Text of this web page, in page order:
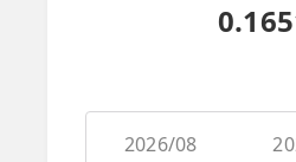
2026/08